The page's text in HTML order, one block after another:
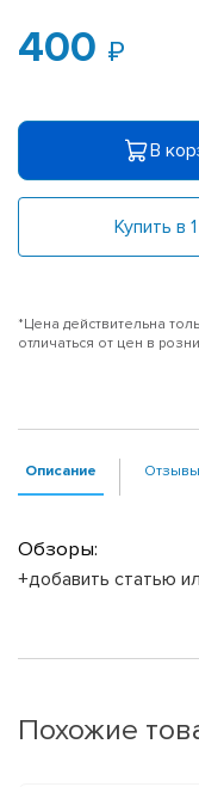
400
В
Купить в
*Цена действительна
отличаться от цен в
Описание Отзывы
Обзоры:
+добавить статью
Похожие